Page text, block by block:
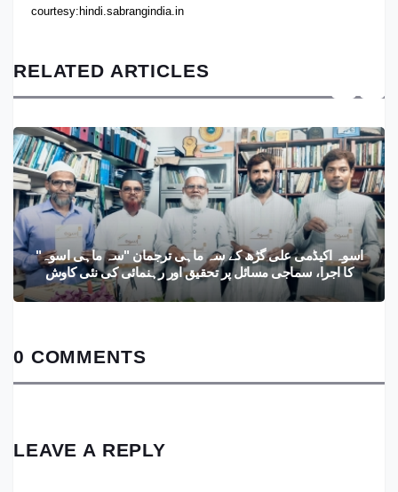
courtesy:hindi.sabrangindia.in
RELATED ARTICLES
اسوہ اکیڈمی علی گڑھ کے سہ ماہی ترجمان "سہ ماہی اسوہ"
کا اجرا، سماجی مسائل پر تحقیق اور رہنمائی کی نئی کاوش
0 COMMENTS
LEAVE A REPLY